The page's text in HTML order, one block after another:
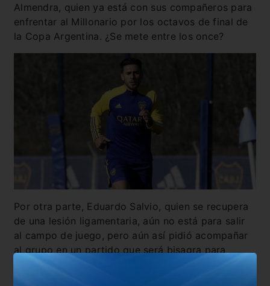
Almendra, quien ya está con sus compañeros para
enfrentar al Millonario por los octavos de final de
la Copa Argentina. ¿Se mete entre los once?
Por otra parte, Eduardo Salvio, quien se recupera
de una lesión ligamentaria, aún no está para salir
al campo de juego, pero aún así pidió acompañar
al grupo en un partido que será bisagra para
muchos.